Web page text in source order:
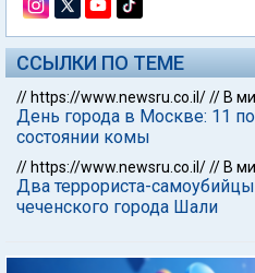
ССЫЛКИ ПО ТЕМЕ
// https://www.newsru.co.il/// В
День города в Москве: 11
состоянии комы
// https://www.newsru.co.il/// В
Два террориста-
чеченского города Шали